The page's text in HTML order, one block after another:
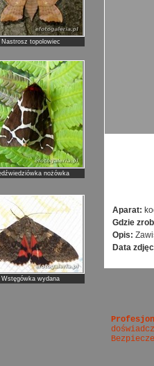
Nastrosz topolowiec
nożówka
Wstęgówka wydana
Aparat:
Gdzie
Opis:
Data